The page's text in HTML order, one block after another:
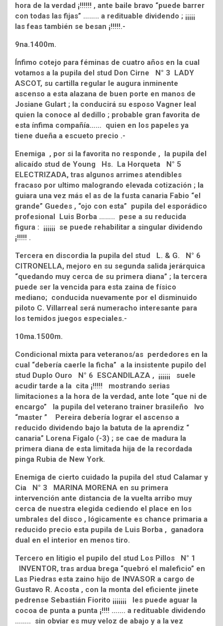
hora de la verdad ¡!!!!!! , ante baile bravo “puede barrer
con todas las fijas” …….. a redituable dividendo ; ¡¡¡¡¡
las feas también se besan ¡!!!!!.-
9na.1400m.
Ínfimo cotejo para féminas de cuatro años en la cual
votamos a la pupila del stud Don Cirne N° 3 LADY
ASCOT, su cartilla regular le augura inminente
ascenso a esta alazana de buen porte en manos de
Josiane Gulart ; la conducirá su esposo Vagner leal
quien la conoce al dedillo ; probable gran favorita de
esta ínfima compañía…… quien en los papeles ya
tiene dueña a escueto precio .-
Enemiga , por si la favorita no responde , la pupila del
alicaído stud de Young Hs. La Horqueta N° 5
ELECTRIZADA, tras algunos arrimes atendibles
fracaso por ultimo malogrando elevada cotización ; la
guiara una vez más el as de la fusta canaria Fabio “el
grande” Guedes , “ojo con esta” pupila del esporádico
profesional Luis Borba …….. pese a su reducida
figura : ¡¡¡¡¡¡ se puede rehabilitar a singular dividendo
¡!!!!! .
Tercera en discordia la pupila del stud L. & G. N° 6
CITRONELLA, mejoro en su segunda salida jerárquica
“quedando muy cerca de su primera diana” ; la tercera
puede ser la vencida para esta zaina de físico
mediano; conducida nuevamente por el disminuido
piloto C. Villarreal será numeracho interesante para
los temidos juegos especiales.-
10ma.1500m.
Condicional mixta para veteranos/as perdedores en la
cual “debería caerle la ficha” a la insistente pupilo del
stud Duplo Ouro N° 6 ESCANDILAZA , ¡¡¡¡¡¡ suele
acudir tarde a la cita ¡!!!!! mostrando serias
limitaciones a la hora de la verdad, ante lote “que ni de
encargo” la pupila del veterano trainer brasileño Ivo
“master ” Pereira debería lograr el ascenso a
reducido dividendo bajo la batuta de la aprendiz “
canaria” Lorena Figalo (-3) ; se cae de madura la
primera diana de esta limitada hija de la recordada
pinga Rubia de New York.
Enemiga de cierto cuidado la pupila del stud Calamar y
Cia N° 3 MARINA MORENA en su primera
intervención ante distancia de la vuelta arribo muy
cerca de nuestra elegida cediendo el place en los
umbrales del disco , lógicamente es chance primaria a
reducido precio esta pupila de Luis Borba , ganadora
dual en el interior en menos tiro.
Tercero en litigio el pupilo del stud Los Pillos N° 1
INVENTOR, tras ardua brega “quebró el maleficio” en
Las Piedras esta zaino hijo de INVASOR a cargo de
Gustavo R. Acosta , con la monta del eficiente jinete
pedrense Sebastián Fiorito ¡¡¡¡¡¡¡ les puede aguar la
cocoa de punta a punta ¡!!!! ……. a redituable dividendo
…….. sin obviar es muy veloz de abajo y a la vez